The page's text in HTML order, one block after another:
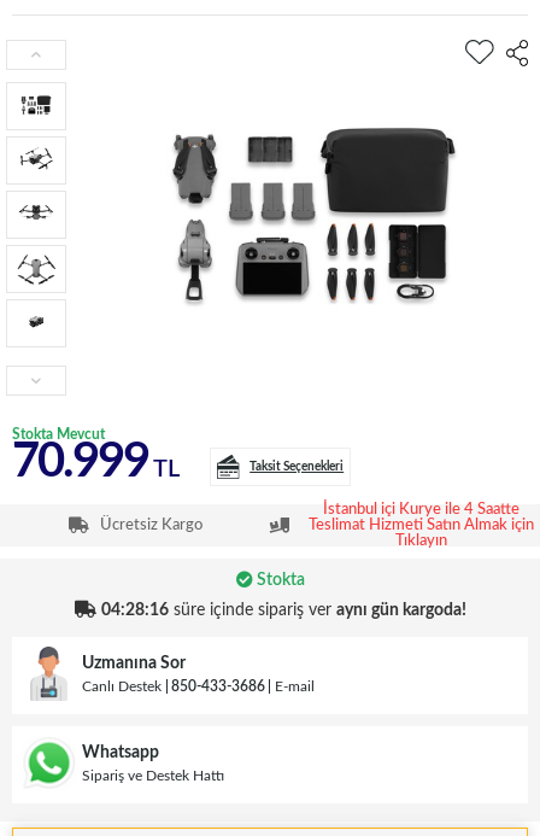
Stokta Mevcut
70.999 TL Taksit Seçenekleri
Ücretsiz Kargo
İstanbul içi Kurye ile 4 Saatte
Teslimat Hizmeti Satın Almak için
Tıklayın
Stokta
04:28:16süre içinde sipariş ver aynı gün kargoda!
Uzmanına Sor
Canlı Destek 850-433-3686 E-mail
Whatsapp
Sipariş ve Destek Hattı